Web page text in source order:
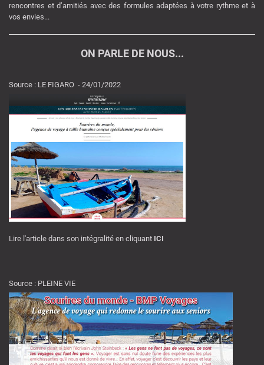
rencontres et d’amitiés avec des formules adaptées à votre rythme et à
vos envies...
ON PARLE DE NOUS...
Source : LE FIGARO - 24/01/2022
Lire l'article dans son intégralité en cliquant ICI
Source : PLEINE VIE